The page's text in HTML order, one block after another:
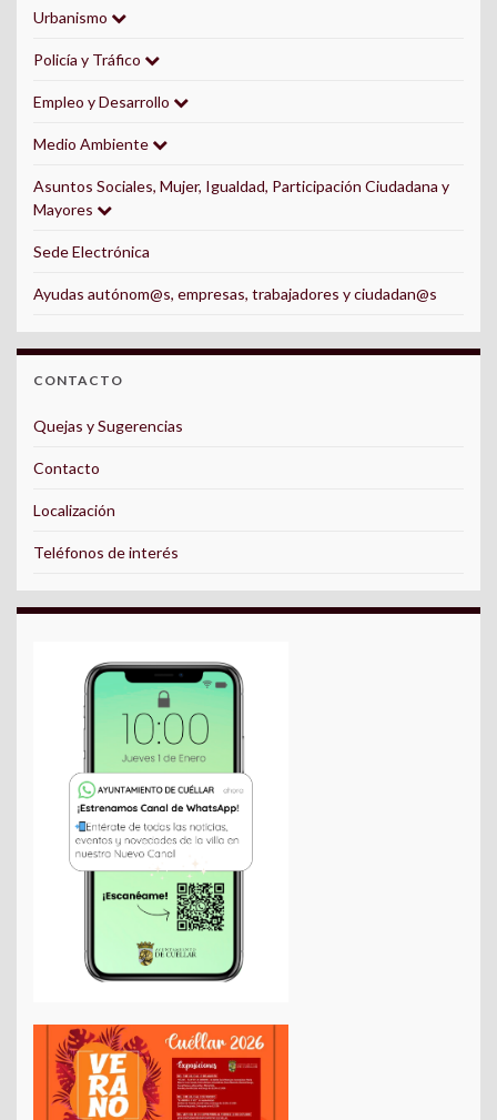
Urbanismo
Policía y Tráfico
Empleo y Desarrollo
Medio Ambiente
Asuntos Sociales, Mujer, Igualdad, Participación Ciudadana y
Mayores
Sede Electrónica
Ayudas autónom@s, empresas, trabajadores y ciudadan@s
CONTACTO
Quejas y Sugerencias
Contacto
Localización
Teléfonos de interés